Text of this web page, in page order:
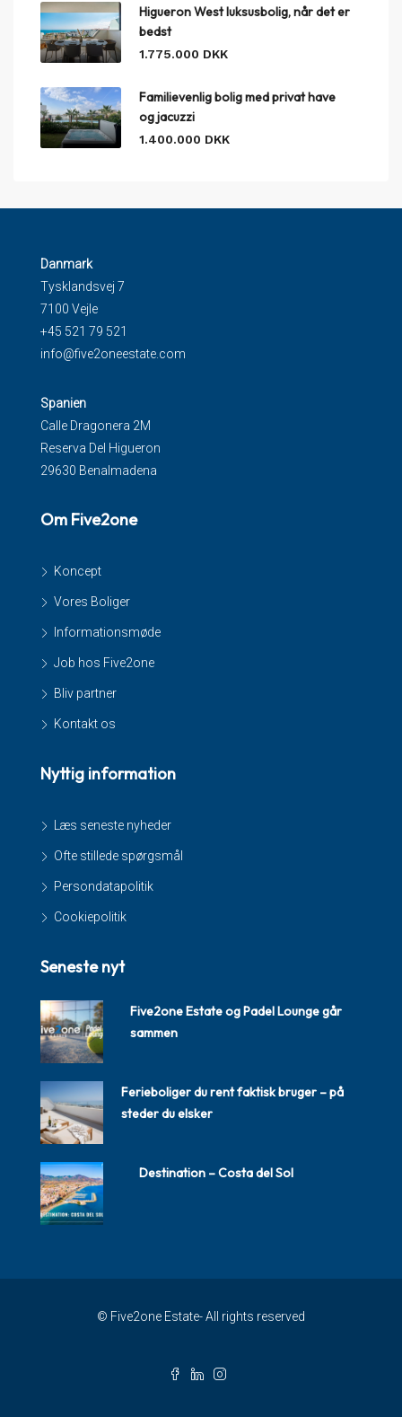
Higueron West luksusbolig, når det er
bedst
1.775.000 DKK
Familievenlig bolig med privat have
og jacuzzi
1.400.000 DKK
Danmark
Tysklandsvej 7
7100 Vejle
+45 521 79 521
info@five2oneestate.com
Spanien
Calle Dragonera 2M
Reserva Del Higueron
29630 Benalmadena
Om Five2one
Koncept
Vores Boliger
Informationsmøde
Job hos Five2one
Bliv partner
Kontakt os
Nyttig information
Læs seneste nyheder
Ofte stillede spørgsmål
Persondatapolitik
Cookiepolitik
Seneste nyt
Five2one Estate og Padel Lounge går
sammen
Ferieboliger du rent faktisk bruger – på
steder du elsker
Destination – Costa del Sol
© Five2one Estate- All rights reserved